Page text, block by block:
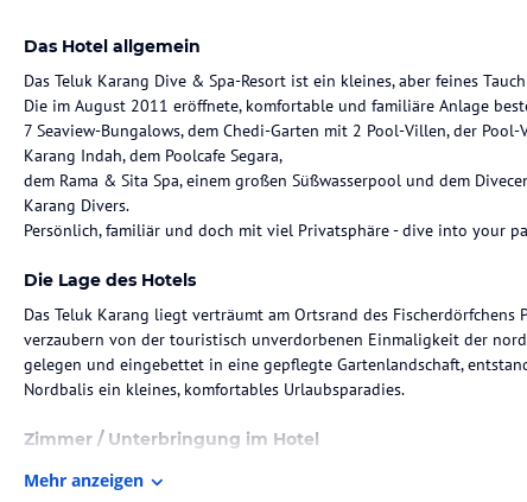
Das Hotel allgemein
Das Teluk Karang Dive & Spa-Resort ist ein kleines, aber feines
Die im August 2011 eröffnete, komfortable und familiäre Anlage
7 Seaview-Bungalows, dem Chedi-Garten mit 2 Pool-Villen, der
Karang Indah, dem Poolcafe Segara,
dem Rama & Sita Spa, einem großen Süßwasserpool und dem
Karang Divers.
Persönlich, familiär und doch mit viel Privatsphäre - dive into your
Die Lage des Hotels
Das Teluk Karang liegt verträumt am Ortsrand des Fischerdörfchens
verzaubern von der touristisch unverdorbenen Einmaligkeit der
gelegen und eingebettet in eine gepflegte Gartenlandschaft,
Nordbalis ein kleines, komfortables Urlaubsparadies.
Zimmer / Unterbringung im Hotel
Die 7 Bungalows entsprechen sich weitgehend im Grundriss und
Mehr anzeigen